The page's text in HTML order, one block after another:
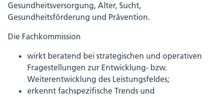
Gesundheitsversorgung, Alter, Sucht,
Gesundheitsförderung und Prävention.
Die Fachkommission
wirkt beratend bei strategischen und operativen
Fragestellungen zur Entwicklung- bzw.
Weiterentwicklung des Leistungsfeldes;
erkennt fachspezifische Trends und